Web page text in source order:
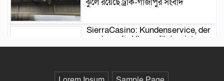
SierraCasino: Kundenservice, der
rund um die Uhr verfügbar ist
গজারিয়ায় ১৩ বছরের কিশোরীকে ধর্ষণের